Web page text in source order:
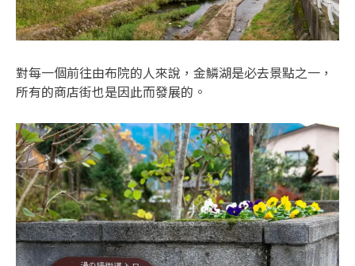
對每一個前往由布院的人來說，金鱗湖是必去景點之一，
所有的商店街也是因此而發展的。